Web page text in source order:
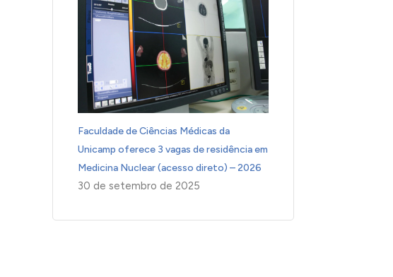
Faculdade de Ciências Médicas da
Unicamp oferece 3 vagas de residência em
Medicina Nuclear (acesso direto) – 2026
30 de setembro de 2025